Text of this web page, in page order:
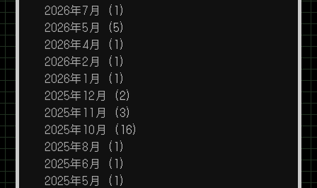
2026年7月
(1)
2026年5月
(5)
2026年4月
(1)
2026年2月
(1)
2026年1月
(1)
2025年12月
(2)
2025年11月
(3)
2025年10月
(16)
2025年8月
(1)
2025年6月
(1)
2025年5月
(1)